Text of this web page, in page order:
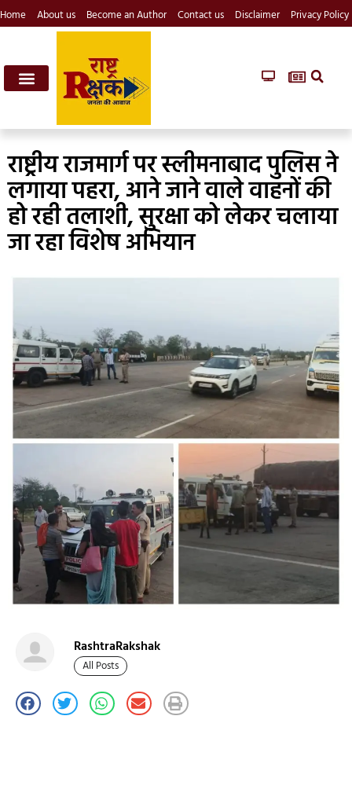
Home About us Become an Author Contact us Disclaimer Privacy Policy
राष्ट्रीय राजमार्ग पर स्लीमनाबाद पुलिस ने
लगाया पहरा, आने जाने वाले वाहनों की
हो रही तलाशी, सुरक्षा को लेकर चलाया
जा रहा विशेष अभियान
RashtraRakshak
All Posts